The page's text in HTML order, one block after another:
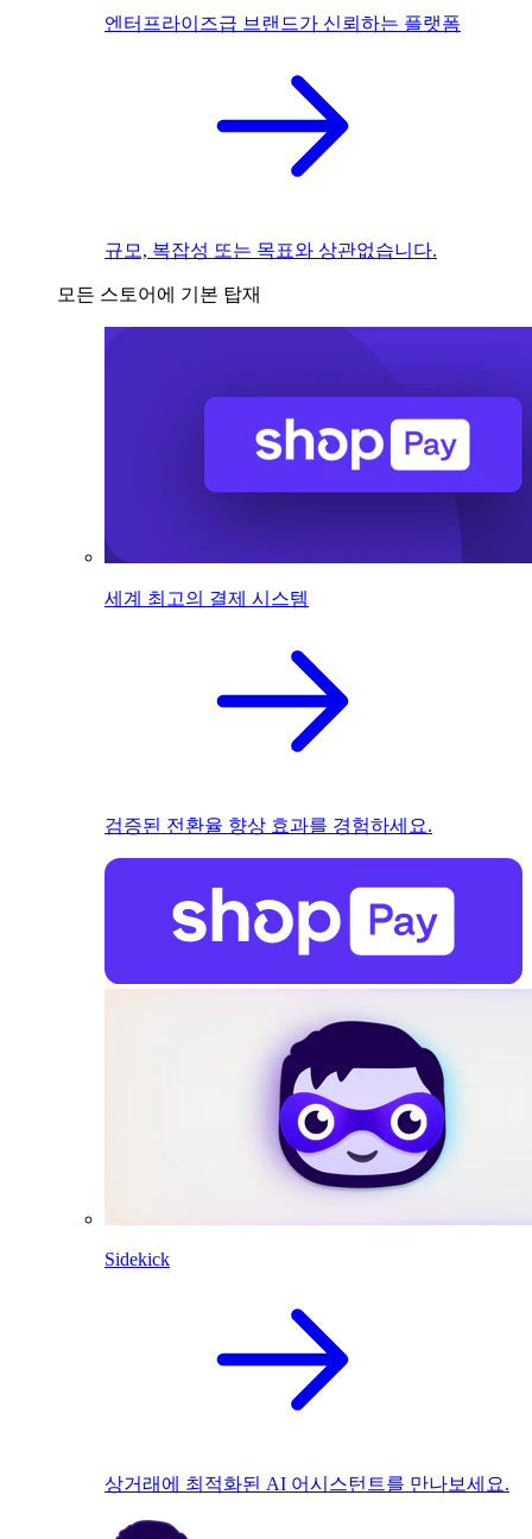
엔터프라이즈급 브랜드가 신뢰하는 플랫폼
규모, 복잡성 또는 목표와 상관없습니다.
모든 스토어에 기본 탑재
세계 최고의 결제 시스템
검증된 전환율 향상 효과를 경험하세요.
Sidekick
상거래에 최적화된 AI 어시스턴트를 만나보세요.